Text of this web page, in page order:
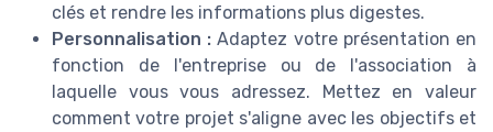
clés et rendre les informations plus digestes.
Personnalisation : Adaptez votre présentation en
fonction de l'entreprise ou de l'association à
laquelle vous vous adressez. Mettez en valeur
comment votre projet s'aligne avec les objectifs et